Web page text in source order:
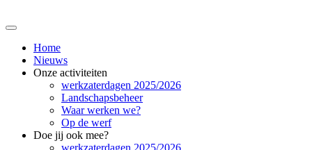
Home
Nieuws
Onze activiteiten
werkzaterdagen 2025/2026
Landschapsbeheer
Waar werken we?
Op de werf
Doe jij ook mee?
werkzaterdagen 2025/2026